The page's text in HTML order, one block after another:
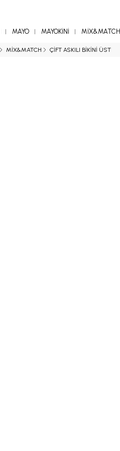
MAYO MAYOKİNİ MİX&MATCH
MİX&MATCH ÇİFT ASKILI BİKİNİ ÜST